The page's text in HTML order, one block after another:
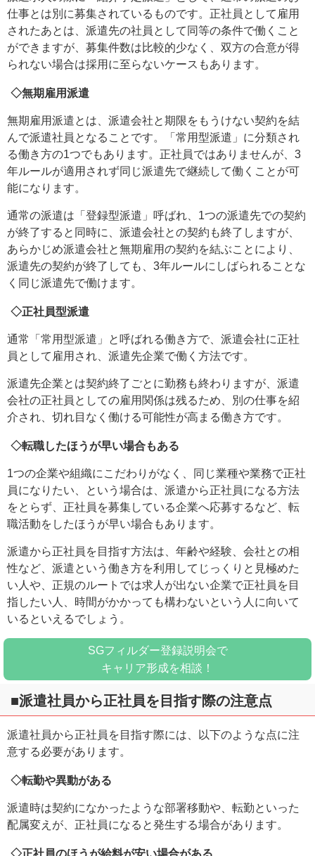
仕事とは別に募集されているものです。正社員として雇用
されたあとは、派遣先の社員として同等の条件で働くこと
ができますが、募集件数は比較的少なく、双方の合意が得
られない場合は採用に至らないケースもあります。
◇無期雇用派遣
無期雇用派遣とは、派遣会社と期限をもうけない契約を結
んで派遣社員となることです。「常用型派遣」に分類され
る働き方の1つでもあります。正社員ではありませんが、3
年ルールが適用されず同じ派遣先で継続して働くことが可
能になります。
通常の派遣は「登録型派遣」呼ばれ、1つの派遣先での契約
が終了すると同時に、派遣会社との契約も終了しますが、
あらかじめ派遣会社と無期雇用の契約を結ぶことにより、
派遣先の契約が終了しても、3年ルールにしばられることな
く同じ派遣先で働けます。
◇正社員型派遣
通常「常用型派遣」と呼ばれる働き方で、派遣会社に正社
員として雇用され、派遣先企業で働く方法です。
派遣先企業とは契約終了ごとに勤務も終わりますが、派遣
会社の正社員としての雇用関係は残るため、別の仕事を紹
介され、切れ目なく働ける可能性が高まる働き方です。
◇転職したほうが早い場合もある
1つの企業や組織にこだわりがなく、同じ業種や業務で正社
員になりたい、という場合は、派遣から正社員になる方法
をとらず、正社員を募集している企業へ応募するなど、転
職活動をしたほうが早い場合もあります。
派遣から正社員を目指す方法は、年齢や経験、会社との相
性など、派遣という働き方を利用してじっくりと見極めた
い人や、正規のルートでは求人が出ない企業で正社員を目
指したい人、時間がかかっても構わないという人に向いて
いるといえるでしょう。
SGフィルダー登録説明会で
キャリア形成を相談！
■派遣社員から正社員を目指す際の注意点
派遣社員から正社員を目指す際には、以下のような点に注
意する必要があります。
◇転勤や異動がある
派遣時は契約になかったような部署移動や、転勤といった
配属変えが、正社員になると発生する場合があります。
◇正社員のほうが給料が安い場合がある